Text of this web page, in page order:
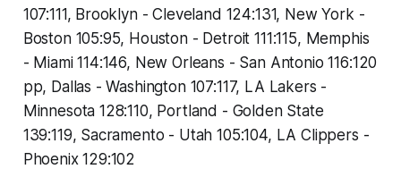
107:111, Brooklyn - Cleveland 124:131, New York -
Boston 105:95, Houston - Detroit 111:115, Memphis
- Miami 114:146, New Orleans - San Antonio 116:120
pp, Dallas - Washington 107:117, LA Lakers -
Minnesota 128:110, Portland - Golden State
139:119, Sacramento - Utah 105:104, LA Clippers -
Phoenix 129:102